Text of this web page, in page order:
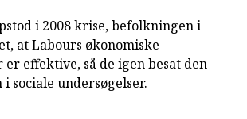
i 2008 krise, befolkningen i
at Labours økonomiske
effektive, så de igen besat den
sociale undersøgelser.